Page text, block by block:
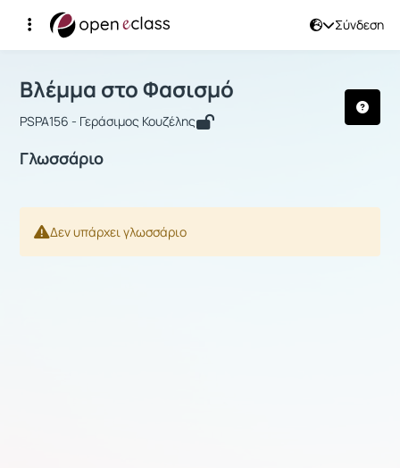
Σύνδεση
Αρχική Σελίδα
Μάθημα : Βλέμμα στο Φασισμό
Βλέμμα στο Φασισμό
PSPA156 - Γεράσιμος Κουζέλης
Γλωσσάριο
Δεν υπάρχει γλωσσάριο